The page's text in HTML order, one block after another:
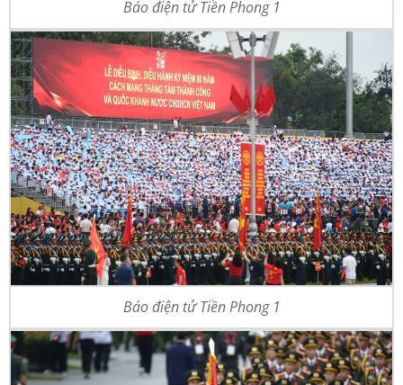
Báo điện tử Tiền Phong 1
Báo điện tử Tiền Phong 1